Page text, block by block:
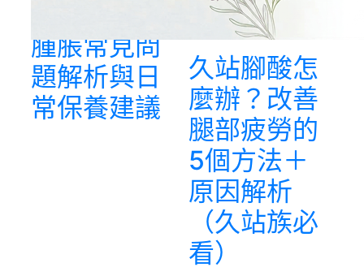
腫脹常見問
題解析與日
常保養建議
久站腳酸怎
麼辦？改善
腿部疲勞的
5個方法＋
原因解析
（久站族必
看）